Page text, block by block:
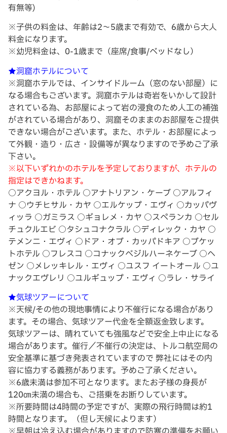
有無等)
※子供の料金は、年齢は2～5歳まで有効で、6歳から大人
料金になります。
※幼児料金は、0-1歳まで（座席/食事/ベッドなし）
★洞窟ホテルについて
※洞窟ホテルでは、インサイドルーム（窓のない部屋）に
なる場合もございます。洞窟ホテルは奇岩をいかして設計
されている為、お部屋によって岩の浸食のため人工の補強
がされている場合があり、洞窟そのままのお部屋をご提供
できない場合がございます。また、ホテル・お部屋によっ
て外観・造り・広さ・設備等が異なりますので予めご了承
下さい。
※以下いずれかのホテルを予定しておりますが、ホテルの
指定はできかねます。
○アクヨル・ホテル ○アナトリアン・ケーブ ○アルフィ
ナ ○ウチヒサル・カヤ ○エルケップ・エヴィ ○カッパヴ
ィッラ ○ガミラス ○ギョレメ・カヤ ○スペランカ ○セル
チュクルエビ ○タシュコナクラル ○ディレック・カヤ ○
テメンニ・エヴィ ○ドア・オブ・カッパドキア ○ブケッ
トホテル ○フレスコ ○コナックベジルハーネケーブ ○ヘ
ゼン ○メレッキレル・エヴィ ○ユスフ イートオール ○ユ
ナックエヴレリ ○ユルギュップ・エヴィ ○ラレ・サライ
★気球ツアーについて
※天候/その他の現地事情により不催行になる場合があり
ます。その場合、気球ツアー代金を全額返金致します。
気球ツアーは、晴れていても強風などで安全上中止になる
場合があります。催行／不催行の決定は、トルコ航空局の
安全基準に基づき発表されていますので 弊社にはその内
容に協力する義務があります。予めご了承ください。
※6歳未満は参加不可となります。またお子様の身長が
120㎝未満の場合も、ご搭乗をお断りしています。
※所要時間は4時間の予定ですが、実際の飛行時間は約1
時間となります。（但し天候によります）